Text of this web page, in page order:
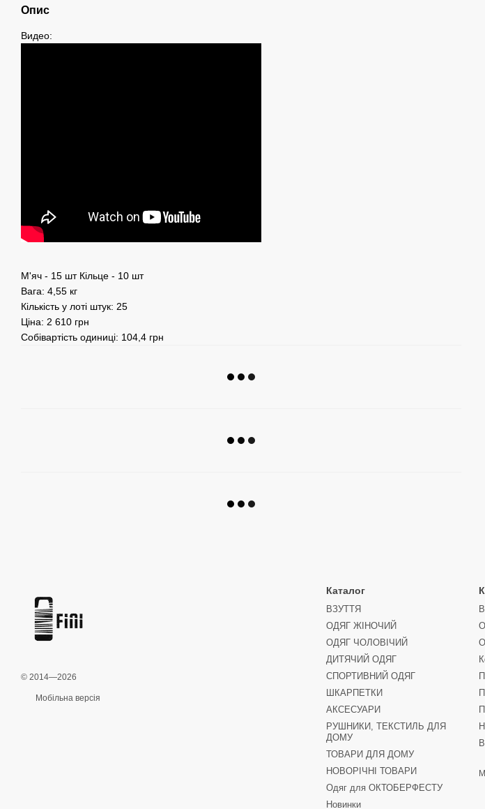
Опис
Видео:
М'яч - 15 шт Кільце - 10 шт
Вага: 4,55 кг
Кількість у лоті штук: 25
Ціна: 2 610 грн
Собівартість одиниці: 104,4 грн
© 2014—2026
Мобільна версія
Каталог
ВЗУТТЯ
ОДЯГ ЖІНОЧИЙ
ОДЯГ ЧОЛОВІЧИЙ
ДИТЯЧИЙ ОДЯГ
СПОРТИВНИЙ ОДЯГ
ШКАРПЕТКИ
АКСЕСУАРИ
РУШНИКИ, ТЕКСТИЛЬ ДЛЯ
ДОМУ
ТОВАРИ ДЛЯ ДОМУ
НОВОРІЧНІ ТОВАРИ
Одяг для ОКТОБЕРФЕСТУ
Новинки